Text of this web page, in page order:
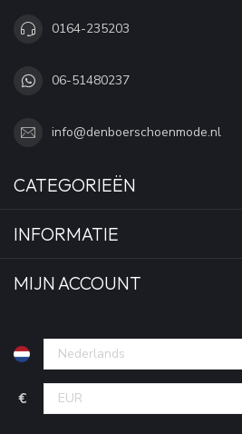
0164-235203
06-51480237
info@denboerschoenmode.nl
CATEGORIEËN
INFORMATIE
MIJN ACCOUNT
€